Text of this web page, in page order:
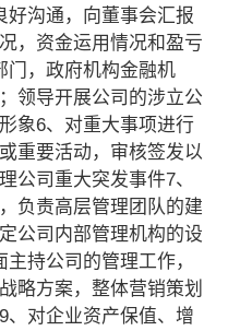
好沟通，向董事会汇报
，资金运用情况和盈亏
门，政府机构金融机
领导开展公司的涉立公
象6、对重大事项进行
重要活动，审核签发以
公司重大突发事件7、
负责高层管理团队的建
公司内部管理机构的设
持公司的管理工作，
略方案，整体营销策划
、对企业资产保值、增